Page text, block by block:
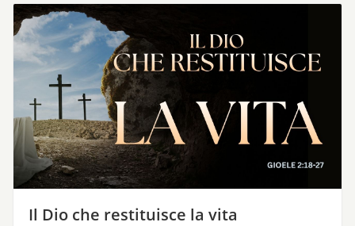
Il Dio che restituisce la vita